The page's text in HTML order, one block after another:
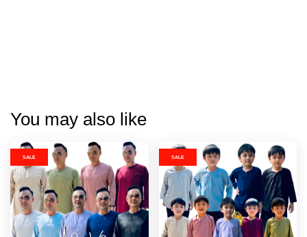
You may also like
SALE SALE